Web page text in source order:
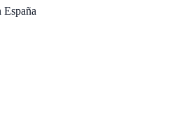
España